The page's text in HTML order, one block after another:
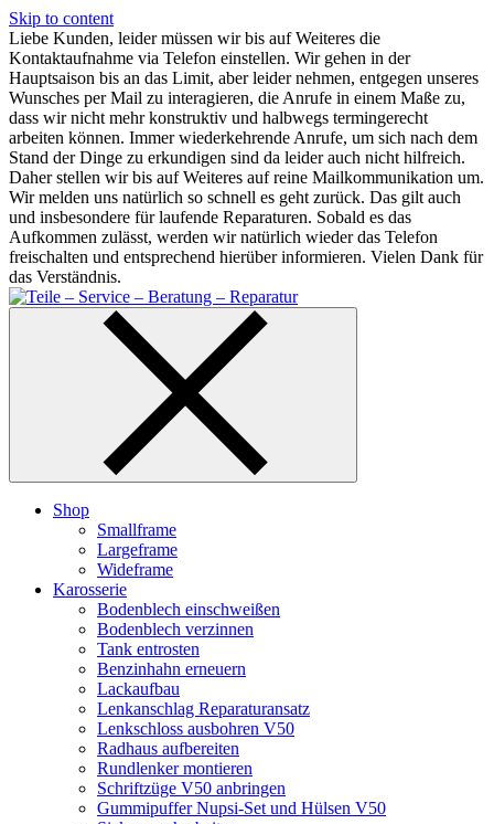
Skip to content
Liebe Kunden, leider müssen wir bis auf Weiteres die
Kontaktaufnahme via Telefon einstellen. Wir gehen in der
Hauptsaison bis an das Limit, aber leider nehmen, entgegen unseres
Wunsches per Mail zu interagieren, die Anrufe in einem Maße zu,
dass wir nicht mehr konstruktiv und halbwegs termingerecht
arbeiten können. Immer wiederkehrende Anrufe, um sich nach dem
Stand der Dinge zu erkundigen sind da leider auch nicht hilfreich.
Daher stellen wir bis auf Weiteres auf reine Mailkommunikation um.
Wir melden uns natürlich so schnell es geht zurück. Das gilt auch
und insbesondere für laufende Reparaturen. Sobald es das
Aufkommen zulässt, werden wir natürlich wieder das Telefon
freischalten und entsprechend hierüber informieren. Vielen Dank für
das Verständnis.
Shop
Smallframe
Largeframe
Wideframe
Karosserie
Bodenblech einschweißen
Bodenblech verzinnen
Tank entrosten
Benzinhahn erneuern
Lackaufbau
Lenkanschlag Reparaturansatz
Lenkschloss ausbohren V50
Radhaus aufbereiten
Rundlenker montieren
Schriftzüge V50 anbringen
Gummipuffer Nupsi-Set und Hülsen V50